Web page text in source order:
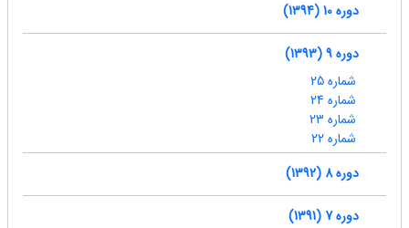
دوره 10 (1394)
دوره 9 (1393)
شماره 25
شماره 24
شماره 23
شماره 22
دوره 8 (1392)
دوره 7 (1391)